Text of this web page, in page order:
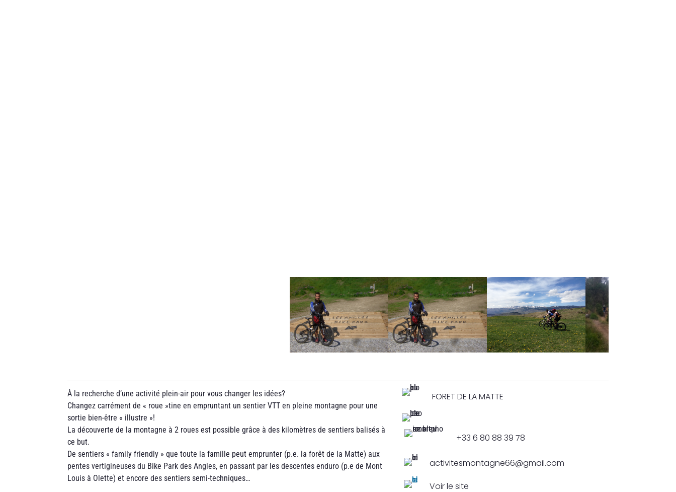
À la recherche d’une activité plein-air pour vous changer les idées?
Changez carrément de « roue »tine en empruntant un sentier VTT en pleine montagne pour une
sortie bien-être « illustre »!
La découverte de la montagne à 2 roues est possible grâce à des kilomètres de sentiers balisés à
ce but.
De sentiers « family friendly » que toute la famille peut emprunter (p.e. la forêt de la Matte) aux
pentes vertigineuses du Bike Park des Angles, en passant par les descentes enduro (p.e de Mont
Louis à Olette) et encore des sentiers semi-techniques…
FORET DE LA MATTE
+33 6 80 88 39 78
activitesmontagne66@gmail.com
Voir le site